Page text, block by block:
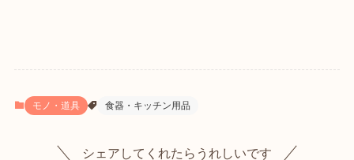
モノ・道具 食器・キッチン用品
シェアしてくれたらうれしいです